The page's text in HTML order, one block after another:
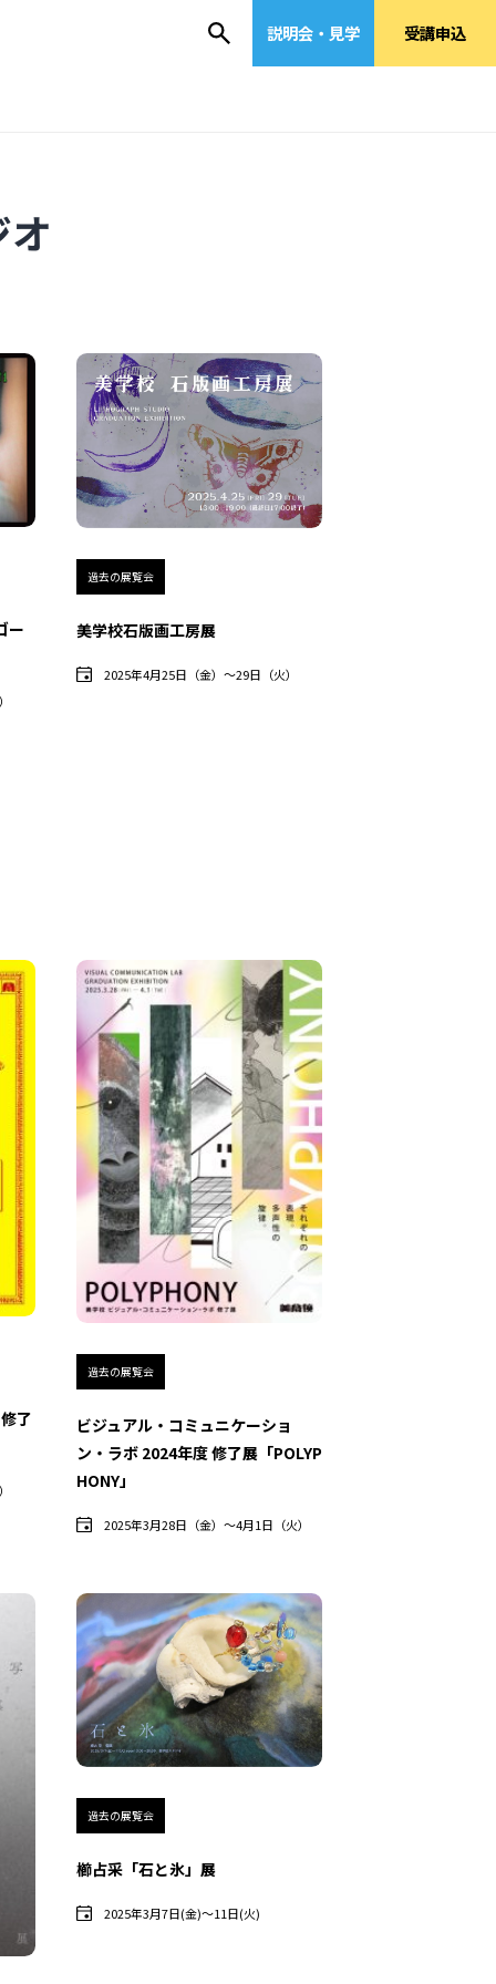
説明会・見学 受講申込
ー
過去の展覧会
美学校石版画工房展
2025年4月25日（金）〜29日（火）
了
過去の展覧会
ビジュアル・コミュニケーショ
ン・ラボ 2024年度 修了展「POLYP
HONY」
2025年3月28日（金）〜4月1日（火）
過去の展覧会
櫛占采「石と氷」展
2025年3月7日(金)〜11日(火)